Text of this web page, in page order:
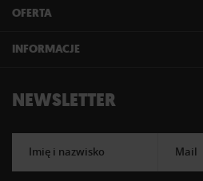
OFERTA
INFORMACJE
NEWSLETTER
Imię i nazwisko Mail